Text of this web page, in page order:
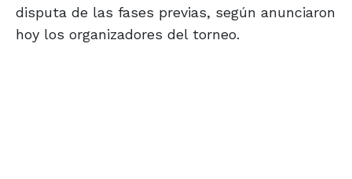
disputa de las fases previas, según anunciaron
hoy los organizadores del torneo.